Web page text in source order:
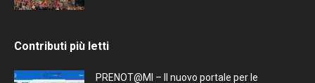
Contributi più letti
PRENOT@MI – Il nuovo portale per le